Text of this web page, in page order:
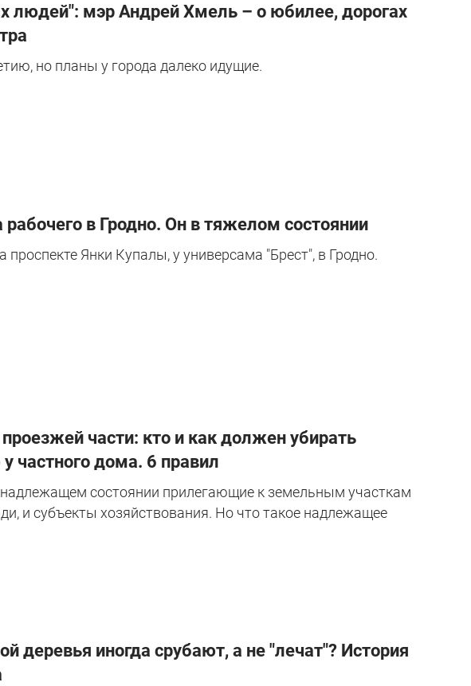
людей": мэр Андрей Хмель – о юбилее, дорогах
но планы у города далеко идущие.
рабочего в Гродно. Он в тяжелом состоянии
Янки Купалы, у универсама "Брест", в Гродно.
части: кто и как должен убирать
частного дома. 6 правил
состоянии прилегающие к земельным участкам
и субъекты хозяйствования. Но что такое надлежащее
деревья иногда срубают, а не "лечат"? История